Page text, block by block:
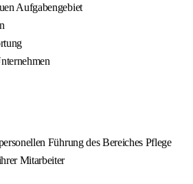
Aufgabengebiet
Führung des Bereiches Pflege
Mitarbeiter